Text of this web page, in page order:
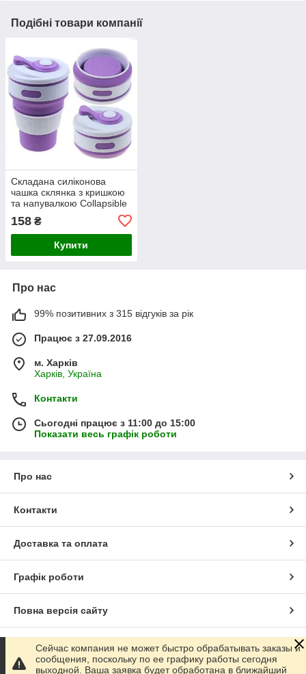
Подібні товари компанії
Складана силіконова
чашка склянка з кришкою
та напувалкою Collapsible
158 ₴
Купити
Про нас
99% позитивних з 315 відгуків за рік
Працює з 27.09.2016
м. Харків
Харків, Україна
Контакти
Сьогодні працює з 11:00 до 15:00
Показати весь графік роботи
Про нас
Контакти
Доставка та оплата
Графік роботи
Повна версія сайту
Сайт створено на маркетплейсі Prom.ua
Сейчас компания не может быстро обрабатывать заказы и
сообщения, поскольку по ее графику работы сегодня
выходной. Ваша заявка будет обработана в ближайший